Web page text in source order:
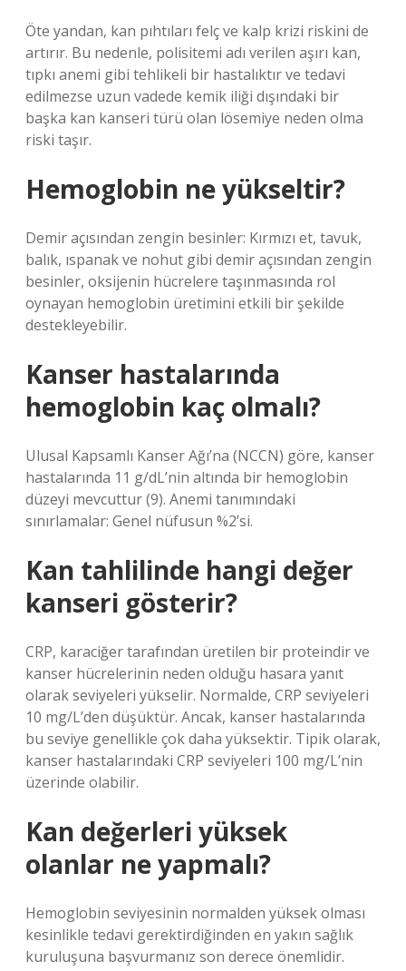
Öte yandan, kan pıhtıları felç ve kalp krizi riskini de
artırır. Bu nedenle, polisitemi adı verilen aşırı kan,
tıpkı anemi gibi tehlikeli bir hastalıktır ve tedavi
edilmezse uzun vadede kemik iliği dışındaki bir
başka kan kanseri türü olan lösemiye neden olma
riski taşır.
Hemoglobin ne yükseltir?
Demir açısından zengin besinler: Kırmızı et, tavuk,
balık, ıspanak ve nohut gibi demir açısından zengin
besinler, oksijenin hücrelere taşınmasında rol
oynayan hemoglobin üretimini etkili bir şekilde
destekleyebilir.
Kanser hastalarında
hemoglobin kaç olmalı?
Ulusal Kapsamlı Kanser Ağı’na (NCCN) göre, kanser
hastalarında 11 g/dL’nin altında bir hemoglobin
düzeyi mevcuttur (9). Anemi tanımındaki
sınırlamalar: Genel nüfusun %2’si.
Kan tahlilinde hangi değer
kanseri gösterir?
CRP, karaciğer tarafından üretilen bir proteindir ve
kanser hücrelerinin neden olduğu hasara yanıt
olarak seviyeleri yükselir. Normalde, CRP seviyeleri
10 mg/L’den düşüktür. Ancak, kanser hastalarında
bu seviye genellikle çok daha yüksektir. Tipik olarak,
kanser hastalarındaki CRP seviyeleri 100 mg/L’nin
üzerinde olabilir.
Kan değerleri yüksek
olanlar ne yapmalı?
Hemoglobin seviyesinin normalden yüksek olması
kesinlikle tedavi gerektirdiğinden en yakın sağlık
kuruluşuna başvurmanız son derece önemlidir.